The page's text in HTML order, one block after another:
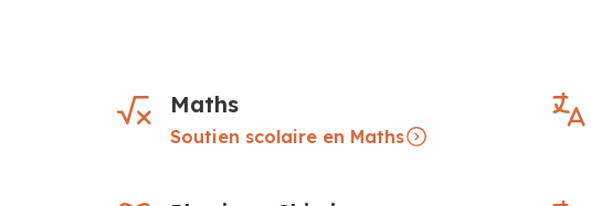
Maths
Soutien scolaire en Maths